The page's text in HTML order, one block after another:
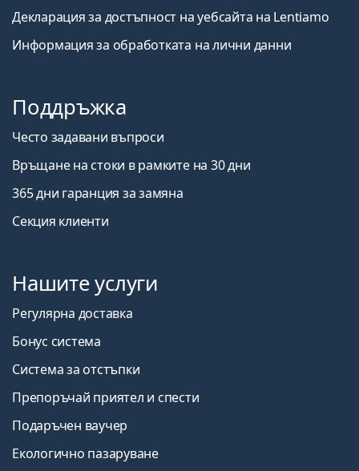
Декларация за достъпност на уебсайта на Lentiamo
Информация за обработката на лични данни
Поддръжка
Често задавани въпроси
Връщане на стоки в рамките на 30 дни
365 дни гаранция за замяна
Секция клиенти
Нашите услуги
Регулярна доставка
Бонус система
Система за отстъпки
Препоръчай приятел и спести
Подаръчен ваучер
Екологично пазаруване